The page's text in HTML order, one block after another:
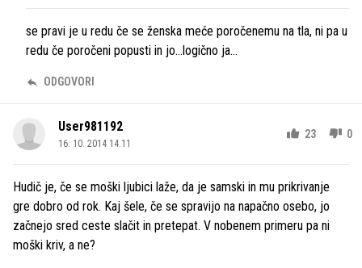
se pravi je u redu če se ženska meće poročenemu na tla, ni pa u
redu če poročeni popusti in jo...logično ja...
ODGOVORI
User981192
16. 10. 2014 14.11
23 0
Hudič je, če se moški ljubici laže, da je samski in mu prikrivanje
gre dobro od rok. Kaj šele, če se spravijo na napačno osebo, jo
začnejo sred ceste slačit in pretepat. V nobenem primeru pa ni
moški kriv, a ne?